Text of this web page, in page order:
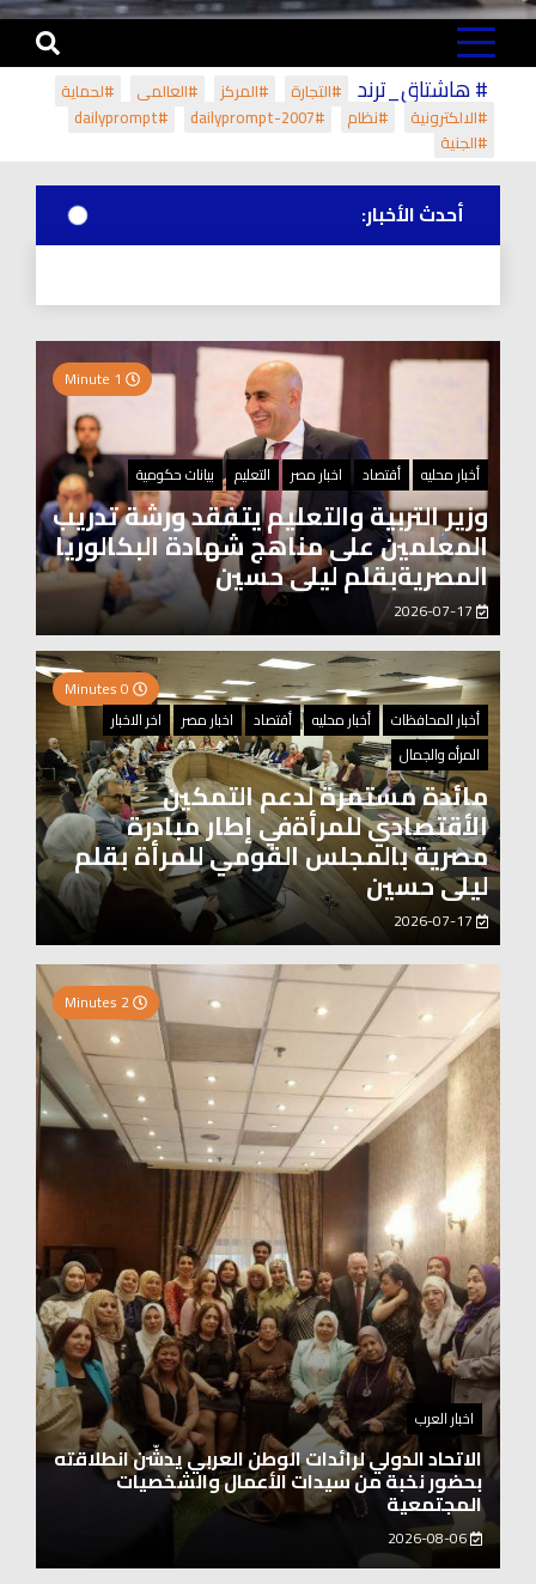
# هاشتاق_ترند #التجارة #المركز #العالمي
#لحماية
#الالكترونية
#نظام #dailyprompt-2007
#dailyprompt
#الجنية
أحدث الأخبار:
أخبار محليه أقتصاد اخبار مصر التعليم بيانات حكومية
وزير التربية والتعليم يتفقد ورشة تدريب
المعلمين على مناهج شهادة البكالوريا
المصريةبقلم ليلى حسين
أخبار المحافظات
أخبار محليه أقتصاد اخبار مصر
اخر الاخبار
المرأه والجمال
مائدة مستمرة لدعم التمكين
الأقتصادي للمرأةفي إطار مبادرة
مصرية بالمجلس القومي للمرأة بقلم
ليلى حسين
2026-07-17
اخبار العرب
اغنيتين وطنيتين جميلتين للفنان المايسترو ابراهيم
بركات
2026-08-06